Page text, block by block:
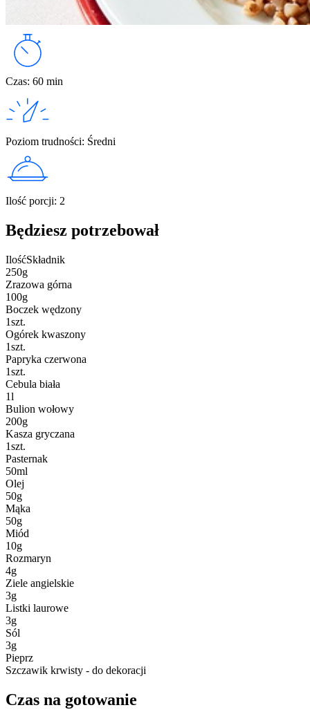
Czas: 60 min
Poziom trudności: Średni
Ilość porcji: 2
Będziesz potrzebował
IlośćSkładnik
250g
Zrazowa górna
100g
Boczek wędzony
1szt.
Ogórek kwaszony
1szt.
Papryka czerwona
1szt.
Cebula biała
1l
Bulion wołowy
200g
Kasza gryczana
1szt.
Pasternak
50ml
Olej
50g
Mąka
50g
Miód
10g
Rozmaryn
4g
Ziele angielskie
3g
Listki laurowe
3g
Sól
3g
Pieprz
Szczawik krwisty - do dekoracji
Czas na gotowanie